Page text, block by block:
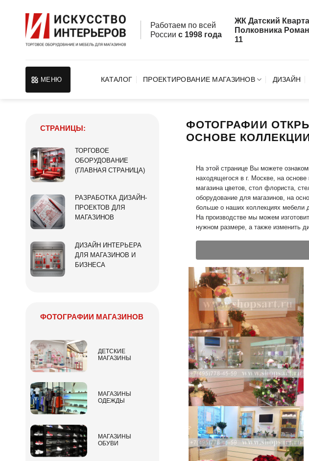
Работаем по всей
России с 1998 года
ЖК Датский
Полковника
11
МЕНЮ КАТАЛОГ ПРОЕКТИРОВАНИЕ МАГАЗИНОВ ДИЗАЙН
ФОТОГРАФИИ
ОСНОВЕ
На этой странице Вы можете
находящегося в г. Москве, на
магазина цветов, стол флориста,
оборудование для магазинов, на
больше о наших коллекциях мебели
На производстве мы можем
нужном размере, а также изменить
СТРАНИЦЫ:
ТОРГОВОЕ
ОБОРУДОВАНИЕ
(ГЛАВНАЯ СТРАНИЦА)
РАЗРАБОТКА ДИЗАЙН-
ПРОЕКТОВ ДЛЯ
МАГАЗИНОВ
ДИЗАЙН ИНТЕРЬЕРА
ДЛЯ МАГАЗИНОВ И
БИЗНЕСА
ФОТОГРАФИИ МАГАЗИНОВ
ДЕТСКИЕ
МАГАЗИНЫ
МАГАЗИНЫ
ОДЕЖДЫ
МАГАЗИНЫ
ОБУВИ